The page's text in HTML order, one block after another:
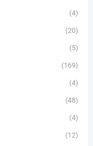
(4)
(20)
(5)
(169)
(4)
(48)
(4)
(12)